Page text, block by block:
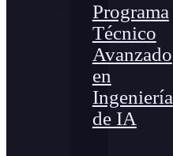
Programa
Técnico
Avanzado
en
Ingeniería
de IA